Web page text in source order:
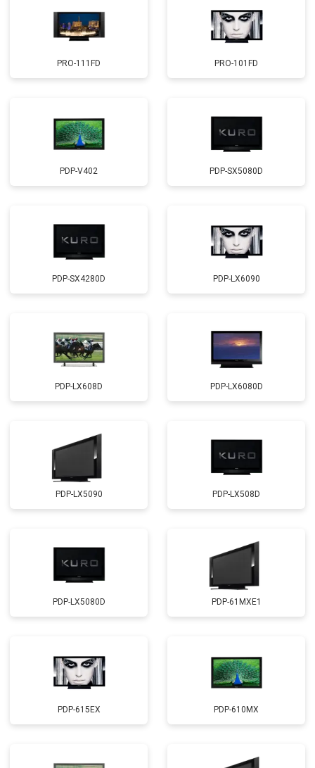
PRO-111FD PRO-101FD
PDP-V402 PDP-SX5080D
PDP-SX4280D PDP-LX6090
PDP-LX608D PDP-LX6080D
PDP-LX5090 PDP-LX508D
PDP-LX5080D PDP-61MXE1
PDP-615EX PDP-610MX